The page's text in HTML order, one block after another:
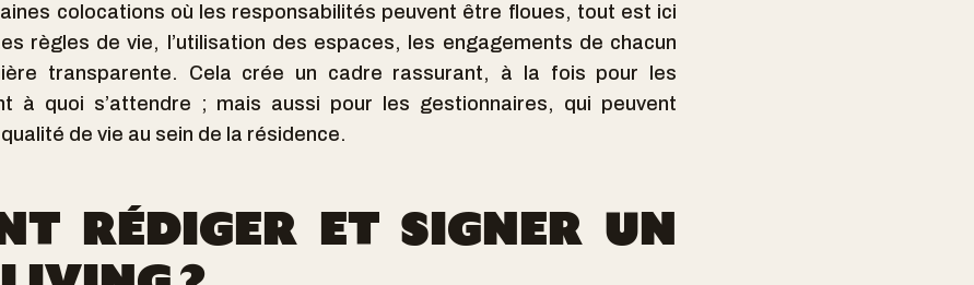
colocations où les responsabilités peuvent être floues, tout est ici
règles de vie, l’utilisation des espaces, les engagements de chacun
transparente. Cela crée un cadre rassurant, à la fois pour les
à quoi s’attendre ; mais aussi pour les gestionnaires, qui peuvent
de vie au sein de la résidence.
RÉDIGER ET SIGNER UN